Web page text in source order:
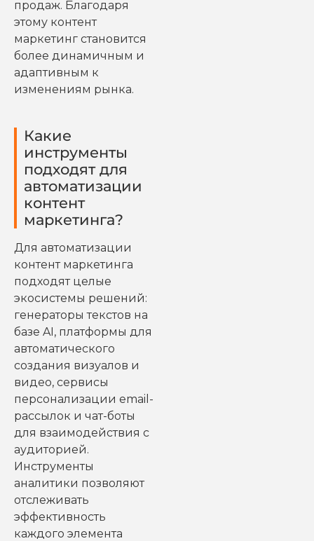
продаж. Благодаря
этому контент
маркетинг становится
более динамичным и
адаптивным к
изменениям рынка.
Какие
инструменты
подходят для
автоматизации
контент
маркетинга?
Для автоматизации
контент маркетинга
подходят целые
экосистемы решений:
генераторы текстов на
базе AI, платформы для
автоматического
создания визуалов и
видео, сервисы
персонализации email-
рассылок и чат-боты
для взаимодействия с
аудиторией.
Инструменты
аналитики позволяют
отслеживать
эффективность
каждого элемента